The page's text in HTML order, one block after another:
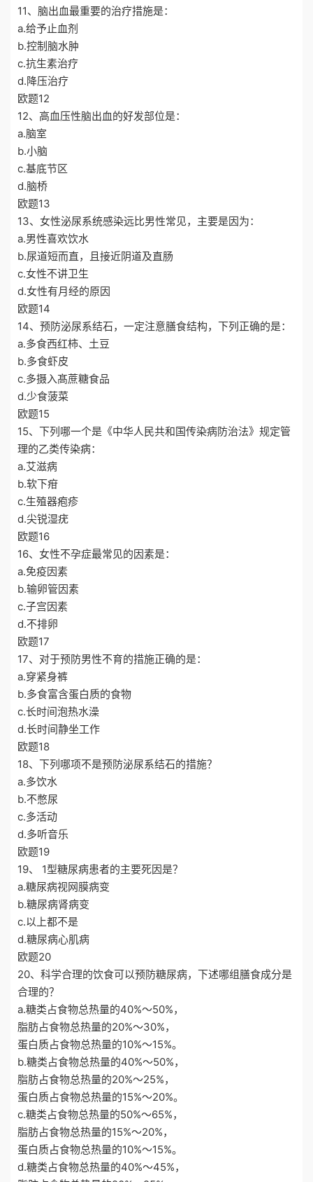
11、脑出血最重要的治疗措施是：
a.给予止血剂
b.控制脑水肿
c.抗生素治疗
d.降压治疗
欧题12
12、高血压性脑出血的好发部位是：
a.脑室
b.小脑
c.基底节区
d.脑桥
欧题13
13、女性泌尿系统感染远比男性常见，主要是因为：
a.男性喜欢饮水
b.尿道短而直，且接近阴道及直肠
c.女性不讲卫生
d.女性有月经的原因
欧题14
14、预防泌尿系结石，一定注意膳食结构，下列正确的是：
a.多食西红柿、土豆
b.多食虾皮
c.多摄入髙蔗糖食品
d.少食菠菜
欧题15
15、下列哪一个是《中华人民共和国传染病防治法》规定管
理的乙类传染病：
a.艾滋病
b.软下疳
c.生殖器疱疹
d.尖锐湿疣
欧题16
16、女性不孕症最常见的因素是：
a.免疫因素
b.输卵管因素
c.子宫因素
d.不排卵
欧题17
17、对于预防男性不育的措施正确的是：
a.穿紧身裤
b.多食富含蛋白质的食物
c.长时间泡热水澡
d.长时间静坐工作
欧题18
18、下列哪项不是预防泌尿系结石的措施？
a.多饮水
b.不憋尿
c.多活动
d.多听音乐
欧题19
19、 1型糖尿病患者的主要死因是？
a.糖尿病视网膜病变
b.糖尿病肾病变
c.以上都不是
d.糖尿病心肌病
欧题20
20、科学合理的饮食可以预防糖尿病，下述哪组膳食成分是
合理的？
a.糖类占食物总热量的40%～50%，
脂肪占食物总热量的20%～30%，
蛋白质占食物总热量的10%～15%。
b.糖类占食物总热量的40%～50%，
脂肪占食物总热量的20%～25%，
蛋白质占食物总热量的15%～20%。
c.糖类占食物总热量的50%～65%，
脂肪占食物总热量的15%～20%，
蛋白质占食物总热量的10%～15%。
d.糖类占食物总热量的40%～45%，